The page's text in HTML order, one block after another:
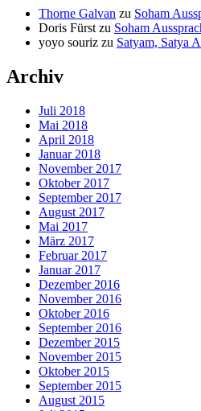
Thorne Galvan zu Soham
Doris Fürst zu Soham
yoyo souriz zu Satyam, Satya
Archiv
Juli 2018
Mai 2018
April 2018
Januar 2018
November 2017
Oktober 2017
September 2017
August 2017
Mai 2017
März 2017
Februar 2017
Januar 2017
Dezember 2016
November 2016
Oktober 2016
September 2016
Dezember 2015
November 2015
Oktober 2015
September 2015
August 2015